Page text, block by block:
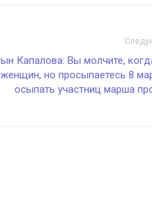
Капалова: Вы молчите,
женщин, но просыпаетесь 8
осыпать участниц марша